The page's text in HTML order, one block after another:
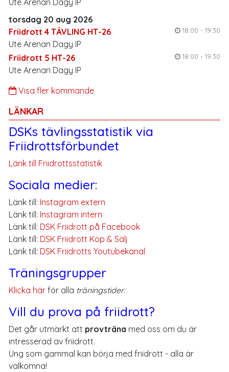
torsdag 20 aug 2026
Friidrott 4 TÄVLING HT-26
18:00 - 19:30
Ute Arenan Dagy IP
Friidrott 5 HT-26
18:00 - 19:30
Ute Arenan Dagy IP
Visa fler kommande
LÄNKAR
DSKs tävlingsstatistik via
Friidrottsförbundet
Länk till Friidrottsstatistik
Sociala medier:
Länk till: Instagram extern
Länk till: Instagram intern
Länk till: DSK Friidrott på Facebook
Länk till: DSK Friidrott Köp & Sälj
Länk till: DSK Friidrotts Youtubekanal
Träningsgrupper
Klicka här för alla träningstider.
Vill du prova på friidrott?
Det går utmärkt att provträna med oss om du är
intresserad av friidrott.
Ung som gammal kan börja med friidrott - alla är
välkomna!